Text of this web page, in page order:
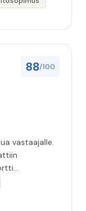
88/100
vastaajalle.